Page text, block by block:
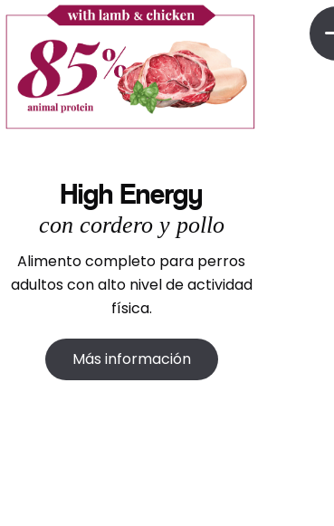
High Energy
con cordero y pollo
Alimento completo para perros
adultos con alto nivel de actividad
física.
Más información